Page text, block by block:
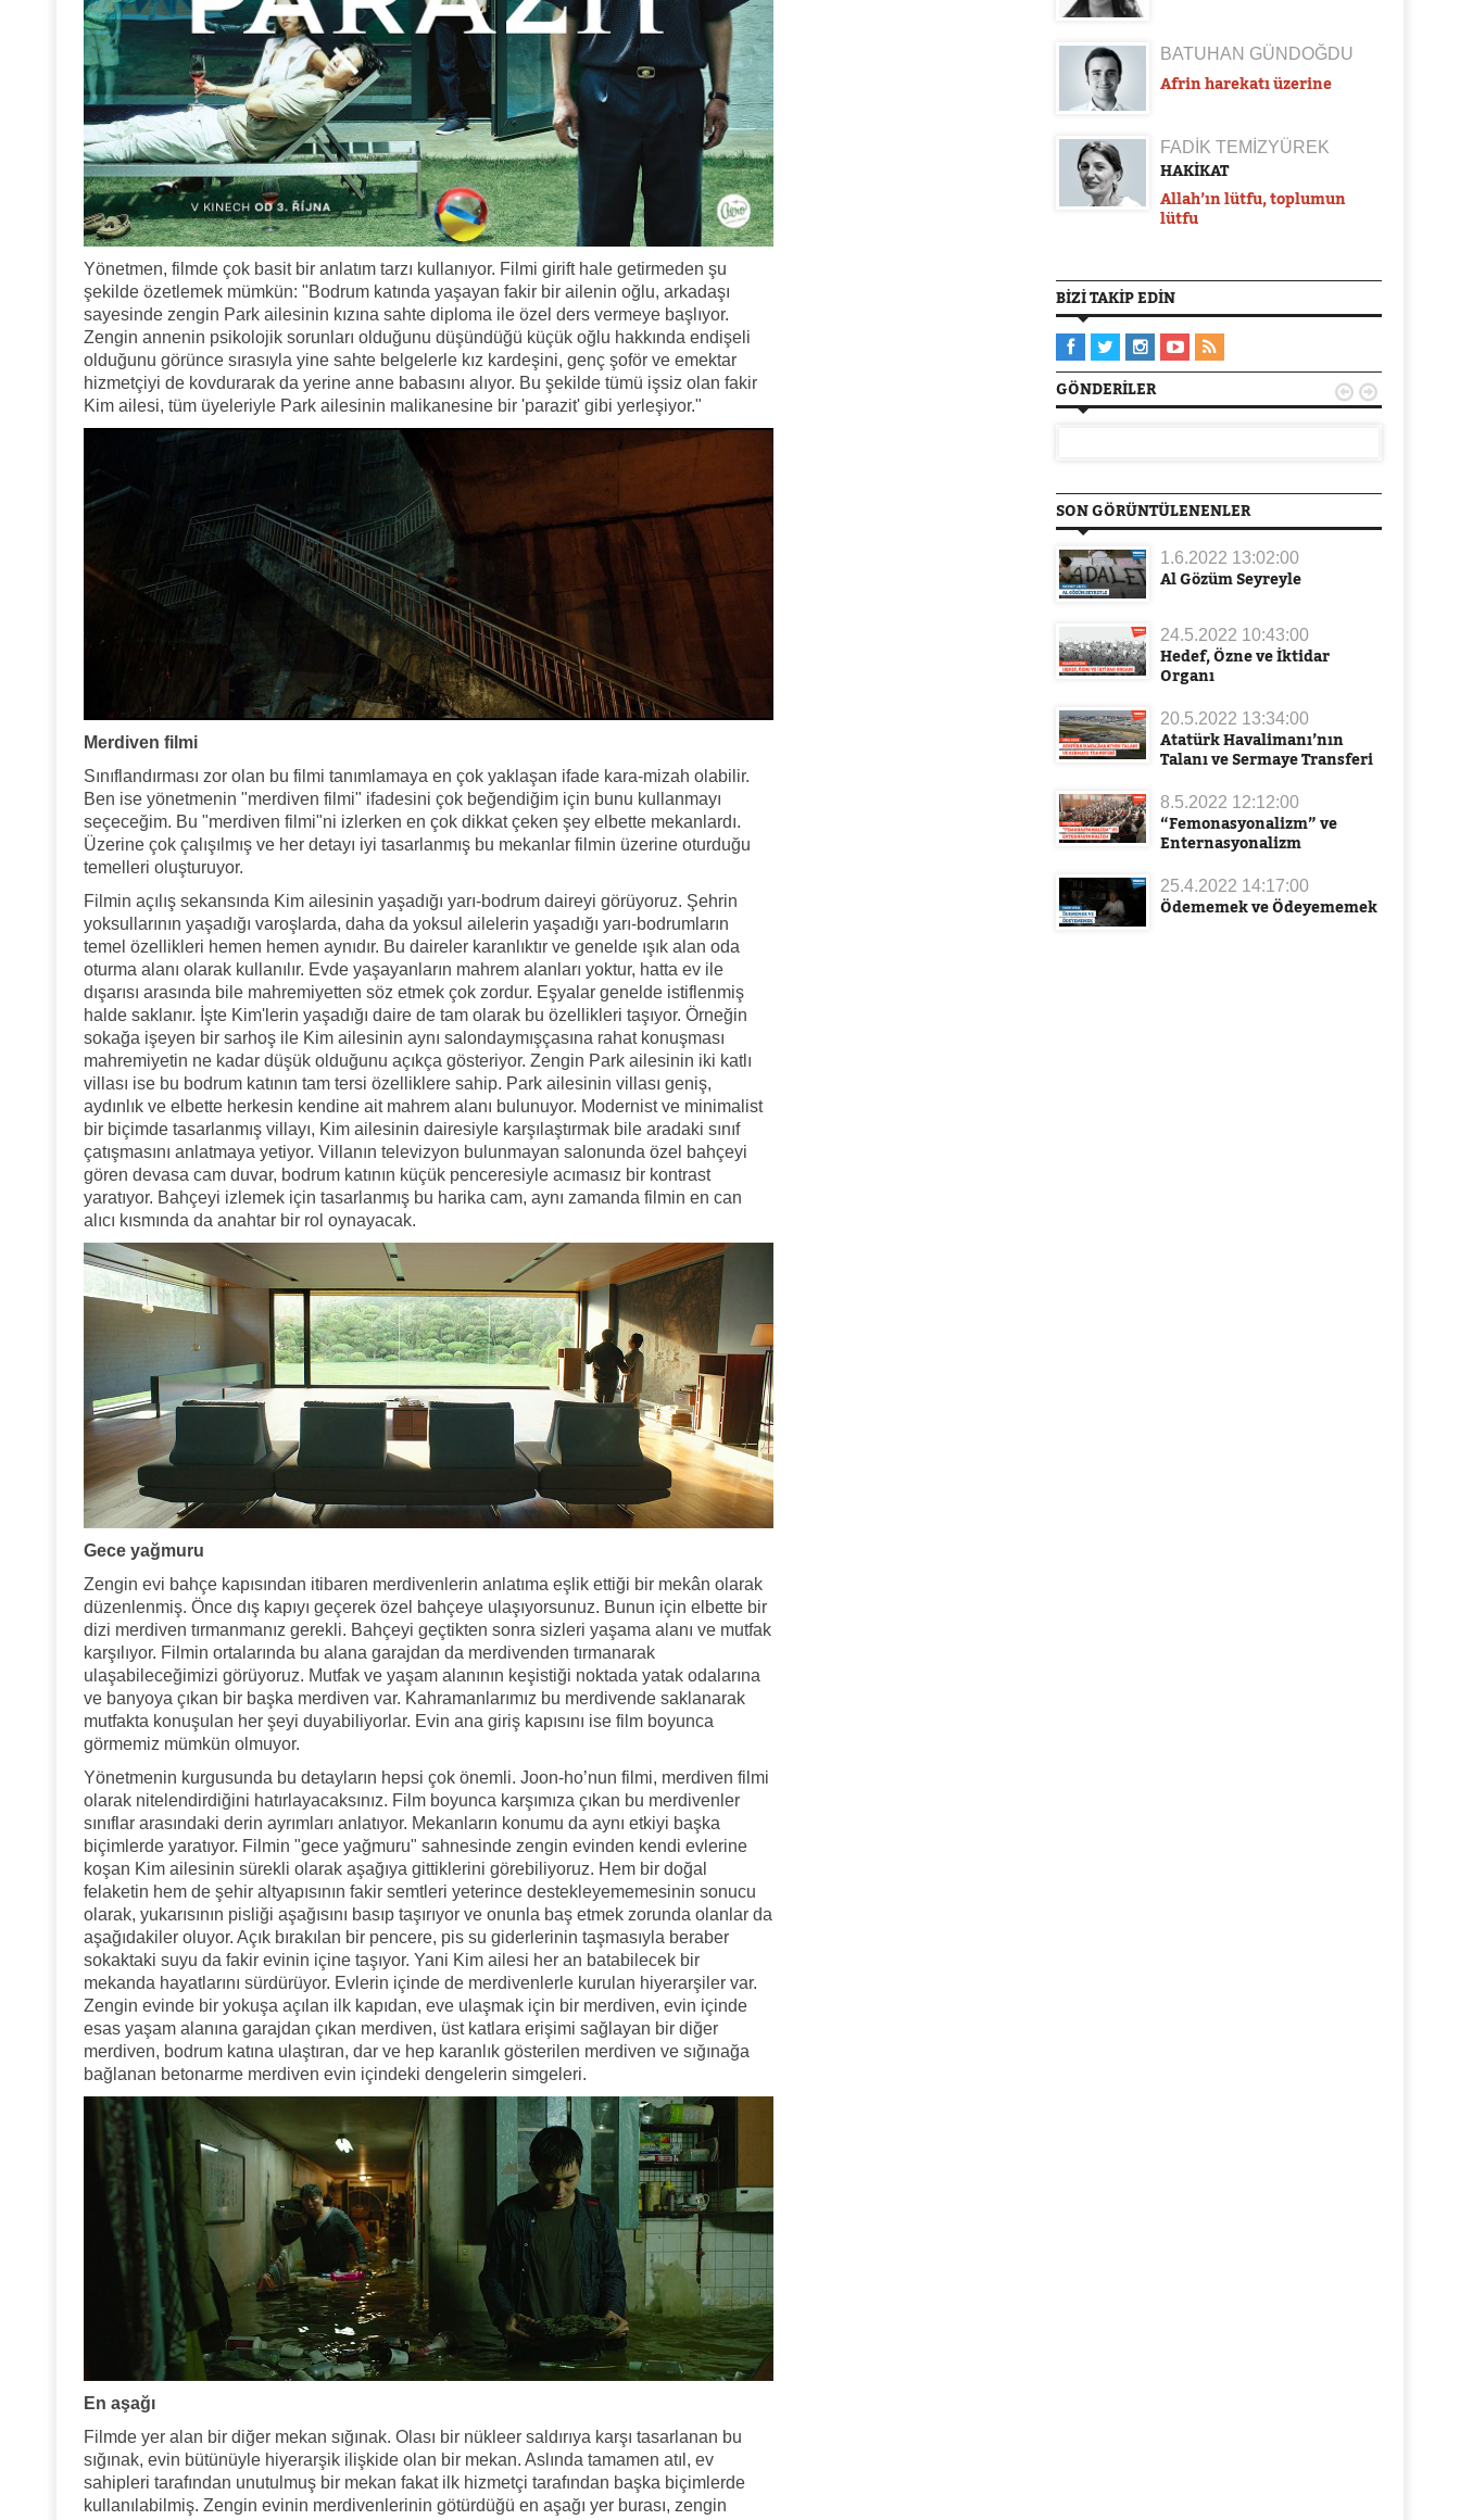
Yönetmen, filmde çok basit bir anlatım tarzı kullanıyor. Filmi girift hale getirmeden şu
şekilde özetlemek mümkün: "Bodrum katında yaşayan fakir bir ailenin oğlu, arkadaşı
sayesinde zengin Park ailesinin kızına sahte diploma ile özel ders vermeye başlıyor.
Zengin annenin psikolojik sorunları olduğunu düşündüğü küçük oğlu hakkında endişeli
olduğunu görünce sırasıyla yine sahte belgelerle kız kardeşini, genç şoför ve emektar
hizmetçiyi de kovdurarak da yerine anne babasını alıyor. Bu şekilde tümü işsiz olan fakir
Kim ailesi, tüm üyeleriyle Park ailesinin malikanesine bir 'parazit' gibi yerleşiyor."
Merdiven filmi
Sınıflandırması zor olan bu filmi tanımlamaya en çok yaklaşan ifade kara-mizah olabilir.
Ben ise yönetmenin "merdiven filmi" ifadesini çok beğendiğim için bunu kullanmayı
seçeceğim. Bu "merdiven filmi"ni izlerken en çok dikkat çeken şey elbette mekanlardı.
Üzerine çok çalışılmış ve her detayı iyi tasarlanmış bu mekanlar filmin üzerine oturduğu
temelleri oluşturuyor.
Filmin açılış sekansında Kim ailesinin yaşadığı yarı-bodrum daireyi görüyoruz. Şehrin
yoksullarının yaşadığı varoşlarda, daha da yoksul ailelerin yaşadığı yarı-bodrumların
temel özellikleri hemen hemen aynıdır. Bu daireler karanlıktır ve genelde ışık alan oda
oturma alanı olarak kullanılır. Evde yaşayanların mahrem alanları yoktur, hatta ev ile
dışarısı arasında bile mahremiyetten söz etmek çok zordur. Eşyalar genelde istiflenmiş
halde saklanır. İşte Kim'lerin yaşadığı daire de tam olarak bu özellikleri taşıyor. Örneğin
sokağa işeyen bir sarhoş ile Kim ailesinin aynı salondaymışçasına rahat konuşması
mahremiyetin ne kadar düşük olduğunu açıkça gösteriyor. Zengin Park ailesinin iki katlı
villası ise bu bodrum katının tam tersi özelliklere sahip. Park ailesinin villası geniş,
aydınlık ve elbette herkesin kendine ait mahrem alanı bulunuyor. Modernist ve minimalist
bir biçimde tasarlanmış villayı, Kim ailesinin dairesiyle karşılaştırmak bile aradaki sınıf
çatışmasını anlatmaya yetiyor. Villanın televizyon bulunmayan salonunda özel bahçeyi
gören devasa cam duvar, bodrum katının küçük penceresiyle acımasız bir kontrast
yaratıyor. Bahçeyi izlemek için tasarlanmış bu harika cam, aynı zamanda filmin en can
alıcı kısmında da anahtar bir rol oynayacak.
Gece yağmuru
Zengin evi bahçe kapısından itibaren merdivenlerin anlatıma eşlik ettiği bir mekân olarak
düzenlenmiş. Önce dış kapıyı geçerek özel bahçeye ulaşıyorsunuz. Bunun için elbette bir
dizi merdiven tırmanmanız gerekli. Bahçeyi geçtikten sonra sizleri yaşama alanı ve mutfak
karşılıyor. Filmin ortalarında bu alana garajdan da merdivenden tırmanarak
ulaşabileceğimizi görüyoruz. Mutfak ve yaşam alanının keşistiği noktada yatak odalarına
ve banyoya çıkan bir başka merdiven var. Kahramanlarımız bu merdivende saklanarak
mutfakta konuşulan her şeyi duyabiliyorlar. Evin ana giriş kapısını ise film boyunca
görmemiz mümkün olmuyor.
Yönetmenin kurgusunda bu detayların hepsi çok önemli. Joon-ho’nun filmi, merdiven filmi
olarak nitelendirdiğini hatırlayacaksınız. Film boyunca karşımıza çıkan bu merdivenler
sınıflar arasındaki derin ayrımları anlatıyor. Mekanların konumu da aynı etkiyi başka
biçimlerde yaratıyor. Filmin "gece yağmuru" sahnesinde zengin evinden kendi evlerine
koşan Kim ailesinin sürekli olarak aşağıya gittiklerini görebiliyoruz. Hem bir doğal
felaketin hem de şehir altyapısının fakir semtleri yeterince destekleyememesinin sonucu
olarak, yukarısının pisliği aşağısını basıp taşırıyor ve onunla baş etmek zorunda olanlar da
aşağıdakiler oluyor. Açık bırakılan bir pencere, pis su giderlerinin taşmasıyla beraber
sokaktaki suyu da fakir evinin içine taşıyor. Yani Kim ailesi her an batabilecek bir
mekanda hayatlarını sürdürüyor. Evlerin içinde de merdivenlerle kurulan hiyerarşiler var.
Zengin evinde bir yokuşa açılan ilk kapıdan, eve ulaşmak için bir merdiven, evin içinde
esas yaşam alanına garajdan çıkan merdiven, üst katlara erişimi sağlayan bir diğer
merdiven, bodrum katına ulaştıran, dar ve hep karanlık gösterilen merdiven ve sığınağa
bağlanan betonarme merdiven evin içindeki dengelerin simgeleri.
En aşağı
Filmde yer alan bir diğer mekan sığınak. Olası bir nükleer saldırıya karşı tasarlanan bu
sığınak, evin bütünüyle hiyerarşik ilişkide olan bir mekan. Aslında tamamen atıl, ev
sahipleri tarafından unutulmuş bir mekan fakat ilk hizmetçi tarafından başka biçimlerde
kullanılabilmiş. Zengin evinin merdivenlerinin götürdüğü en aşağı yer burası, zengin
BATUHAN GÜNDOĞDU
Afrin harekatı üzerine
FADİK TEMİZYÜREK
HAKİKAT
Allah’ın lütfu, toplumun
lütfu
BIZI TAKIP EDIN
GÖNDERILER  
SON GÖRÜNTÜLENENLER
1.6.2022 13:02:00
Al Gözüm Seyreyle
24.5.2022 10:43:00
Hedef, Özne ve İktidar
Organı
20.5.2022 13:34:00
Atatürk Havalimanı’nın
Talanı ve Sermaye Transferi
8.5.2022 12:12:00
“Femonasyonalizm” ve
Enternasyonalizm
25.4.2022 14:17:00
Ödememek ve Ödeyememek